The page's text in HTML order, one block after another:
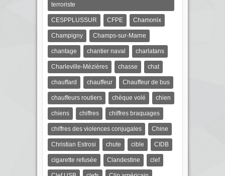
terroriste
CESPPLUSSUR CFPE Chamonix
Champigny Champs-sur-Marne
chantage chantier naval charlatans
Charleville-Mézières chasse chat
chauffard chauffeur Chauffeur de bus
chauffeurs routiers chèque volé chien
chiens chiffres chiffres braquages
chiffres des violences conjugales Chine
Christian Estrosi chute cible CIDB
cigarette refusée Clandestine clef